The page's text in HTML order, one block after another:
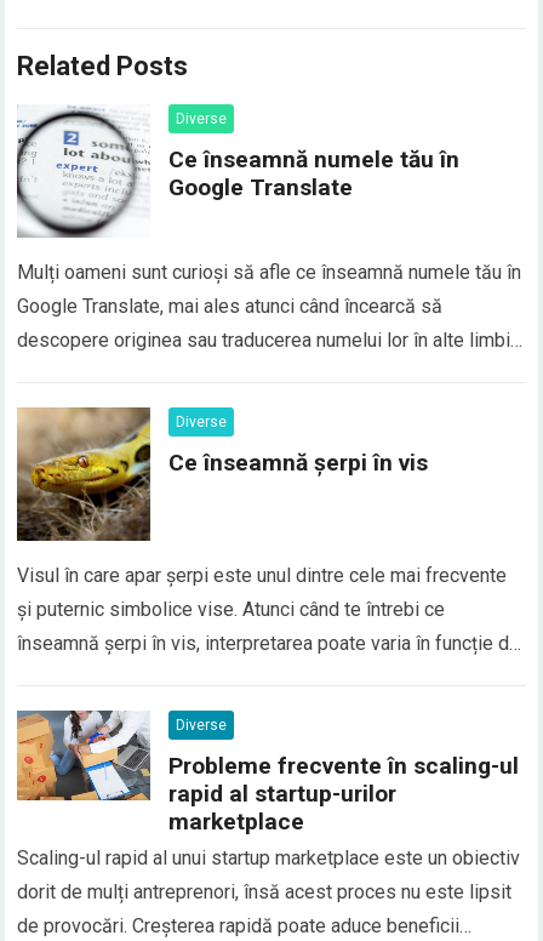
Related Posts
Diverse
Ce înseamnă numele tău în
Google Translate
Mulți oameni sunt curioși să afle ce înseamnă numele tău în
Google Translate, mai ales atunci când încearcă să
descopere originea sau traducerea numelui lor în alte limbi.
directă în Google Translate, deoarece numele sunt
considerate elemente de identitate personală și, de…
Diverse
Ce înseamnă șerpi în vis
Visul în care apar șerpi este unul dintre cele mai frecvente
și puternic simbolice vise. Atunci când te întrebi ce
înseamnă șerpi în vis, interpretarea poate varia în funcție de
șerpii în vis sunt asociați cu transformarea, frica, trădarea
sau conflictele interioare, dar…
Diverse
Probleme frecvente în scaling-ul
rapid al startup-urilor
marketplace
Scaling-ul rapid al unui startup marketplace este un obiectiv
dorit de mulți antreprenori, însă acest proces nu este lipsit
de provocări. Creșterea rapidă poate aduce beneficii